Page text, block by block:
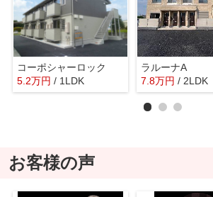
コーポシャーロック
5.2万円 / 1LDK
ラルーナA
7.8万円 / 2LDK
お客様の声